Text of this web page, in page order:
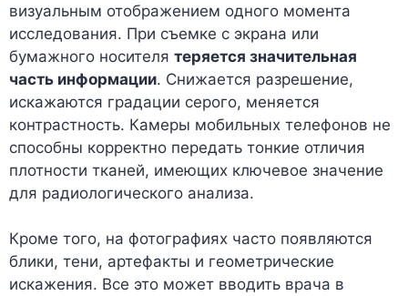
визуальным отображением одного момента
исследования. При съемке с экрана или
бумажного носителя теряется значительная
часть информации. Снижается разрешение,
искажаются градации серого, меняется
контрастность. Камеры мобильных телефонов не
способны корректно передать тонкие отличия
плотности тканей, имеющих ключевое значение
для радиологического анализа.
Кроме того, на фотографиях часто появляются
блики, тени, артефакты и геометрические
искажения. Все это может вводить врача в